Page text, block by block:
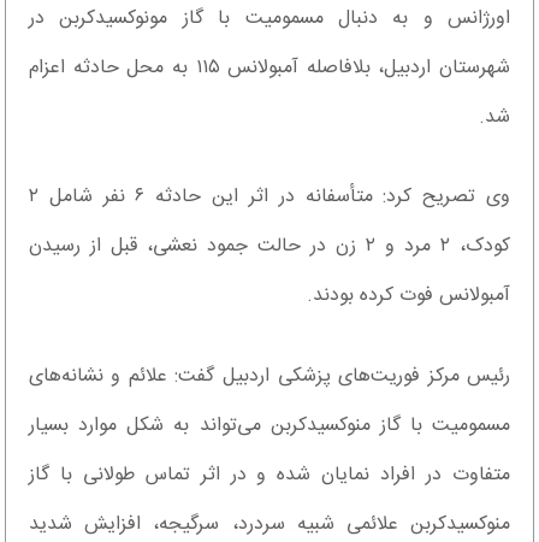
اورژانس و به دنبال مسمومیت با گاز مونوکسیدکربن در
شهرستان اردبیل، بلافاصله آمبولانس ۱۱۵ به محل حادثه اعزام
شد.
وی تصریح کرد: متأسفانه در اثر این حادثه ۶ نفر شامل ۲
کودک، ۲ مرد و ۲ زن در حالت جمود نعشی، قبل از رسیدن
آمبولانس فوت کرده بودند.
رئیس مرکز فوریت‌های پزشکی اردبیل گفت: علائم و نشانه‌های
مسمومیت با گاز منوکسیدکربن می‌تواند به شکل موارد بسیار
متفاوت در افراد نمایان شده و در اثر تماس طولانی با گاز
منوکسیدکربن علائمی شبیه سردرد، سرگیجه، افزایش شدید